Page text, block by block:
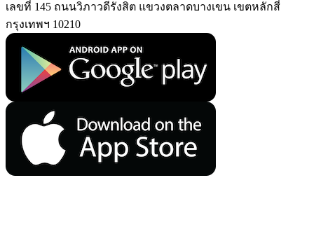
เลขที่ 145 ถนนวิภาวดีรังสิต แขวงตลาดบางเขน เขตหลักสี่
กรุงเทพฯ 10210